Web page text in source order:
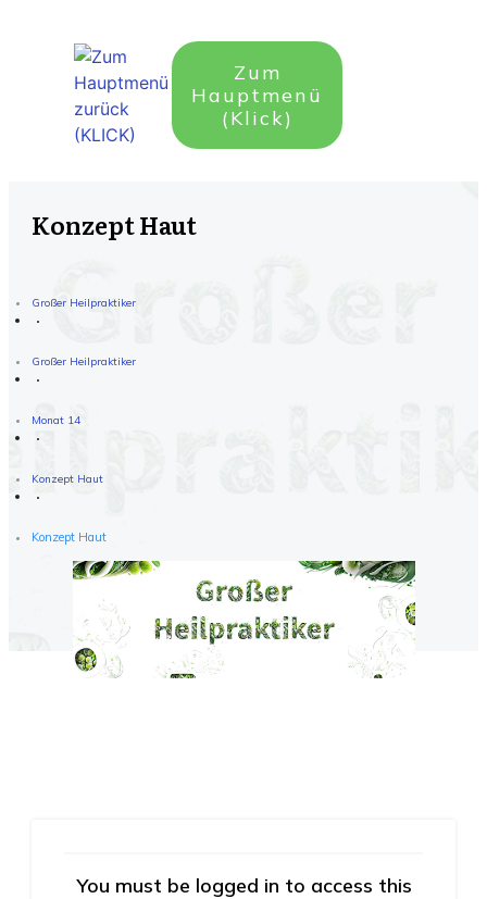
Zum
Hauptmenü
(Klick)
Konzept Haut
Großer Heilpraktiker
Großer Heilpraktiker
Monat 14
Konzept Haut
Konzept Haut
You must be logged in to access this